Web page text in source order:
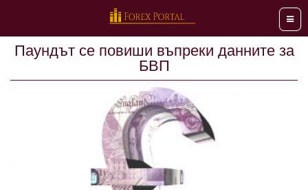
Меню
Паундът се повиши въпреки данните за
БВП